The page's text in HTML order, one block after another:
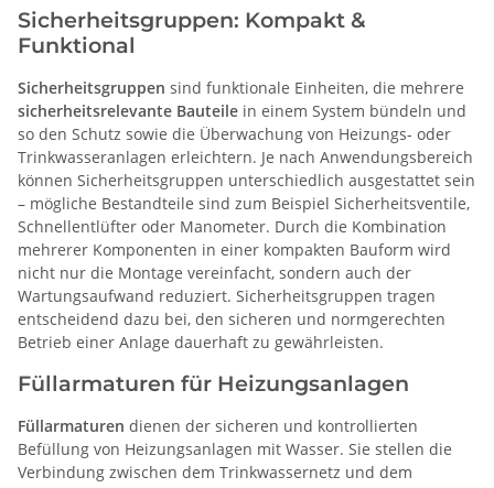
Sicherheitsgruppen: Kompakt &
Funktional
Sicherheitsgruppen sind funktionale Einheiten, die mehrere
sicherheitsrelevante Bauteile in einem System bündeln und
so den Schutz sowie die Überwachung von Heizungs- oder
Trinkwasseranlagen erleichtern. Je nach Anwendungsbereich
können Sicherheitsgruppen unterschiedlich ausgestattet sein
– mögliche Bestandteile sind zum Beispiel Sicherheitsventile,
Schnellentlüfter oder Manometer. Durch die Kombination
mehrerer Komponenten in einer kompakten Bauform wird
nicht nur die Montage vereinfacht, sondern auch der
Wartungsaufwand reduziert. Sicherheitsgruppen tragen
entscheidend dazu bei, den sicheren und normgerechten
Betrieb einer Anlage dauerhaft zu gewährleisten.
Füllarmaturen für Heizungsanlagen
Füllarmaturen dienen der sicheren und kontrollierten
Befüllung von Heizungsanlagen mit Wasser. Sie stellen die
Verbindung zwischen dem Trinkwassernetz und dem